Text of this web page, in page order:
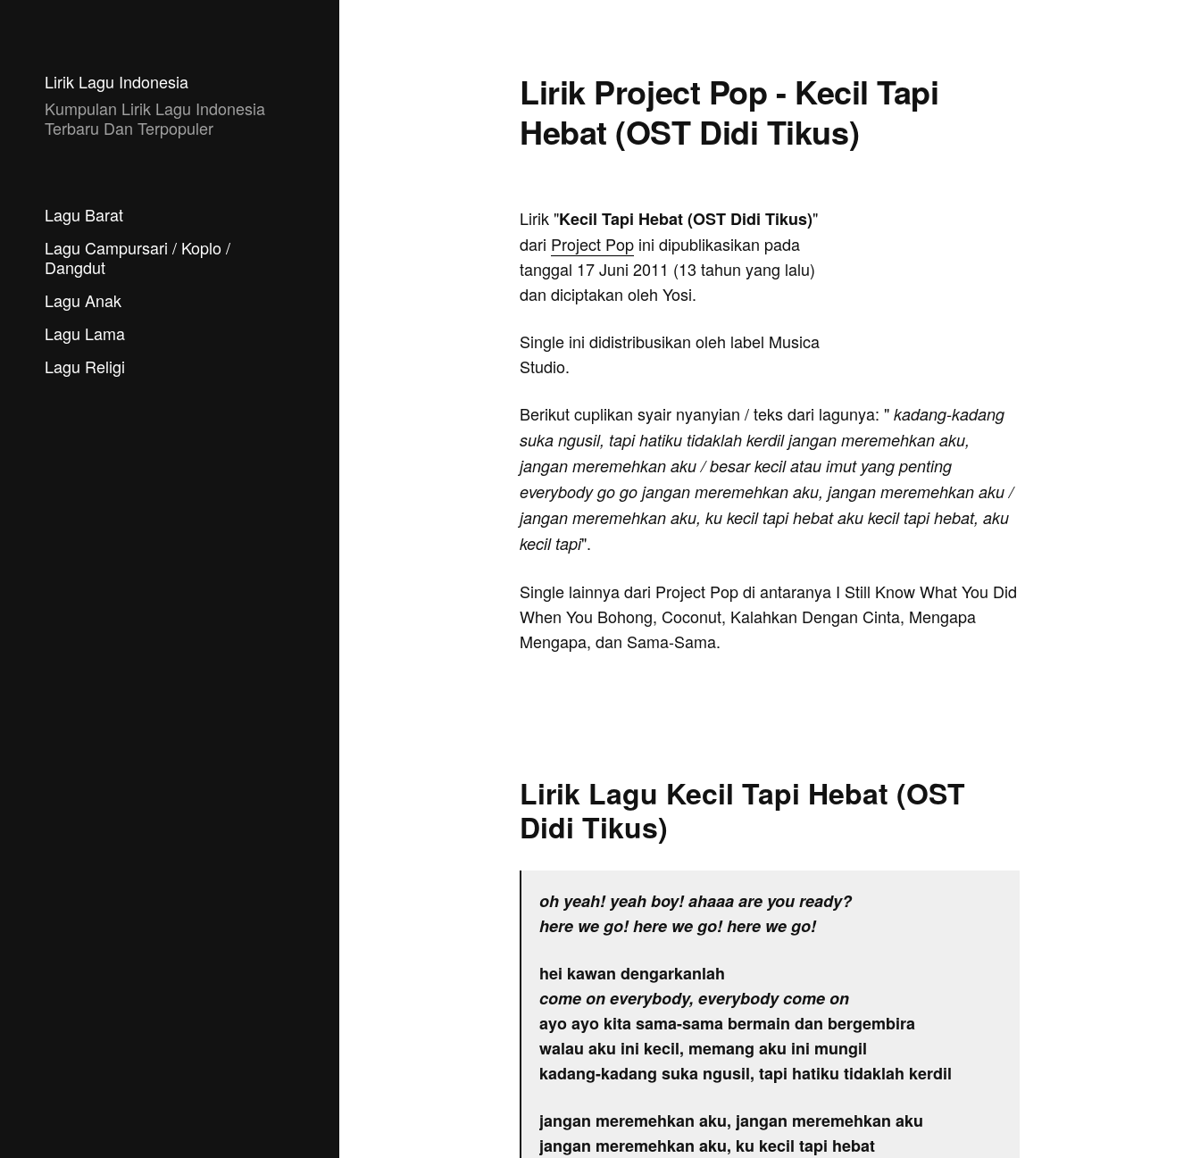
Lirik Lagu Indonesia
Kumpulan Lirik Lagu Indonesia
Terbaru Dan Terpopuler
Lagu Barat
Lagu Campursari / Koplo /
Dangdut
Lagu Anak
Lagu Lama
Lagu Religi
Lirik Project Pop - Kecil Tapi
Hebat (OST Didi Tikus)
Lirik "Kecil Tapi Hebat (OST Didi Tikus)"
dari Project Pop ini dipublikasikan pada
tanggal 17 Juni 2011 (13 tahun yang lalu)
dan diciptakan oleh Yosi.
Single ini didistribusikan oleh label Musica
Studio.
Berikut cuplikan syair nyanyian / teks dari lagunya: " kadang-kadang
suka ngusil, tapi hatiku tidaklah kerdil jangan meremehkan aku,
jangan meremehkan aku / besar kecil atau imut yang penting
everybody go go jangan meremehkan aku, jangan meremehkan aku /
jangan meremehkan aku, ku kecil tapi hebat aku kecil tapi hebat, aku
kecil tapi".
Single lainnya dari Project Pop di antaranya I Still Know What You Did
When You Bohong, Coconut, Kalahkan Dengan Cinta, Mengapa
Mengapa, dan Sama-Sama.
Lirik Lagu Kecil Tapi Hebat (OST
Didi Tikus)
oh yeah! yeah boy! ahaaa are you ready?
here we go! here we go! here we go!
hei kawan dengarkanlah
come on everybody, everybody come on
ayo ayo kita sama-sama bermain dan bergembira
walau aku ini kecil, memang aku ini mungil
kadang-kadang suka ngusil, tapi hatiku tidaklah kerdil
jangan meremehkan aku, jangan meremehkan aku
jangan meremehkan aku, ku kecil tapi hebat